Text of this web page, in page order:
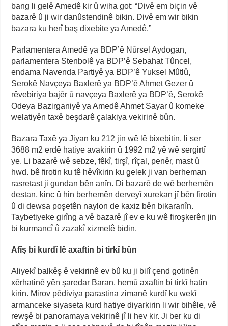
bang li gelê Amedê kir û wiha got: “Divê em biçin vê
bazarê û ji wir danûstendinê bikin. Divê em wir bikin
bazara ku herî baş dixebite ya Amedê.”
Parlamentera Amedê ya BDP’ê Nûrsel Aydogan,
parlamentera Stenbolê ya BDP’ê Sebahat Tûncel,
endama Navenda Partiyê ya BDP’ê Yuksel Mûtlû,
Serokê Navçeya Baxlerê ya BDP’ê Ahmet Gezer û
rêvebiriya bajêr û navçeya Baxlerê ya BDP’ê, Serokê
Odeya Bazirganiyê ya Amedê Ahmet Sayar û komeke
welatiyên taxê beşdarê çalakiya vekirinê bûn.
Bazara Taxê ya Jiyan ku 212 jin wê lê bixebitin, li ser
3688 m2 erdê hatiye avakirin û 1992 m2 yê wê sergirtî
ye. Li bazarê wê sebze, fêkî, tirşî, rîçal, penêr, mast û
hwd. bê firotin ku tê hêvîkirin ku gelek ji van berheman
rasretast ji gundan bên anîn. Di bazarê de wê berhemên
destan, kinc û hin berhemên derveyî xurekan jî bên firotin
û di dewsa poşetên naylon de kaxiz bên bikaranîn.
Taybetiyeke girîng a vê bazarê jî ev e ku wê firoşkerên jin
bi kurmancî û zazakî xizmetê bidin.
Afîş bi kurdî lê axaftin bi tirkî bûn
Aliyekî balkêş ê vekirinê ev bû ku ji bilî çend gotinên
xêrhatinê yên şaredar Baran, hemû axaftin bi tirkî hatin
kirin. Mirov pêdiviya parastina zimanê kurdî ku wekî
armanceke siyaseta kurd hatiye diyarkirin li wir bihêle, vê
rewşê bi panoramaya vekirinê jî li hev kir. Ji ber ku di